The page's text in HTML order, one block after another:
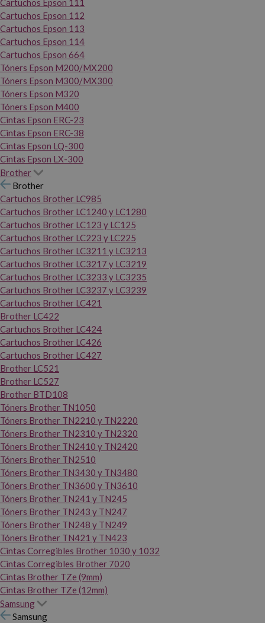
Cartuchos Epson 112
Cartuchos Epson 113
Cartuchos Epson 114
Cartuchos Epson 664
Tóners Epson M200/MX200
Tóners Epson M300/MX300
Tóners Epson M320
Tóners Epson M400
Cintas Epson ERC-23
Cintas Epson ERC-38
Cintas Epson LQ-300
Cintas Epson LX-300
Brother
Brother
Cartuchos Brother LC985
Cartuchos Brother LC1240 y LC1280
Cartuchos Brother LC123 y LC125
Cartuchos Brother LC223 y LC225
Cartuchos Brother LC3211 y LC3213
Cartuchos Brother LC3217 y LC3219
Cartuchos Brother LC3233 y LC3235
Cartuchos Brother LC3237 y LC3239
Cartuchos Brother LC421
Brother LC422
Cartuchos Brother LC424
Cartuchos Brother LC426
Cartuchos Brother LC427
Brother LC521
Brother LC527
Brother BTD108
Tóners Brother TN1050
Tóners Brother TN2210 y TN2220
Tóners Brother TN2310 y TN2320
Tóners Brother TN2410 y TN2420
Tóners Brother TN2510
Tóners Brother TN3430 y TN3480
Tóners Brother TN3600 y TN3610
Tóners Brother TN241 y TN245
Tóners Brother TN243 y TN247
Tóners Brother TN248 y TN249
Tóners Brother TN421 y TN423
Cintas Corregibles Brother 1030 y 1032
Cintas Corregibles Brother 7020
Cintas Brother TZe (9mm)
Cintas Brother TZe (12mm)
Samsung
Samsung